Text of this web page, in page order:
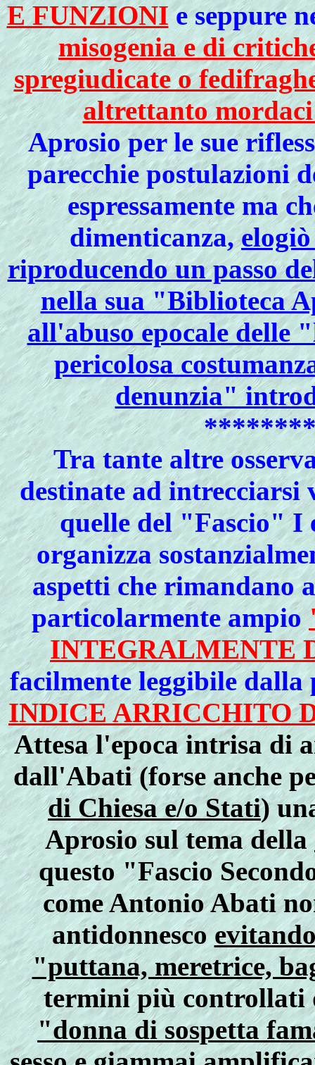
E FUNZIONI e seppure
misogenia e di
spregiudicate o
altrettanto
Aprosio per le sue
parecchie postulazioni
espressamente ma
dimenticanza,
riproducendo un passo
nella sua "Biblioteca
all'abuso epocale delle
pericolosa
denunzia"
Tra tante altre
destinate ad intrecciarsi
quelle del "Fascio"
organizza
aspetti che rimandano
particolarmente ampio
INTEGRALMENTE
facilmente leggibile dalla
INDICE ARRICCHITO
Attesa l'epoca intrisa di
dall'Abati (forse anche
di Chiesa e/o Stati)
Aprosio sul tema della
questo "Fascio
come Antonio Abati
antidonnesco
"puttana, meretrice,
termini più
"donna di sospetta